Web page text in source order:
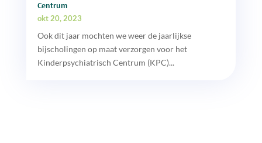
Centrum
okt 20, 2023
Ook dit jaar mochten we weer de jaarlijkse
bijscholingen op maat verzorgen voor het
Kinderpsychiatrisch Centrum (KPC)...